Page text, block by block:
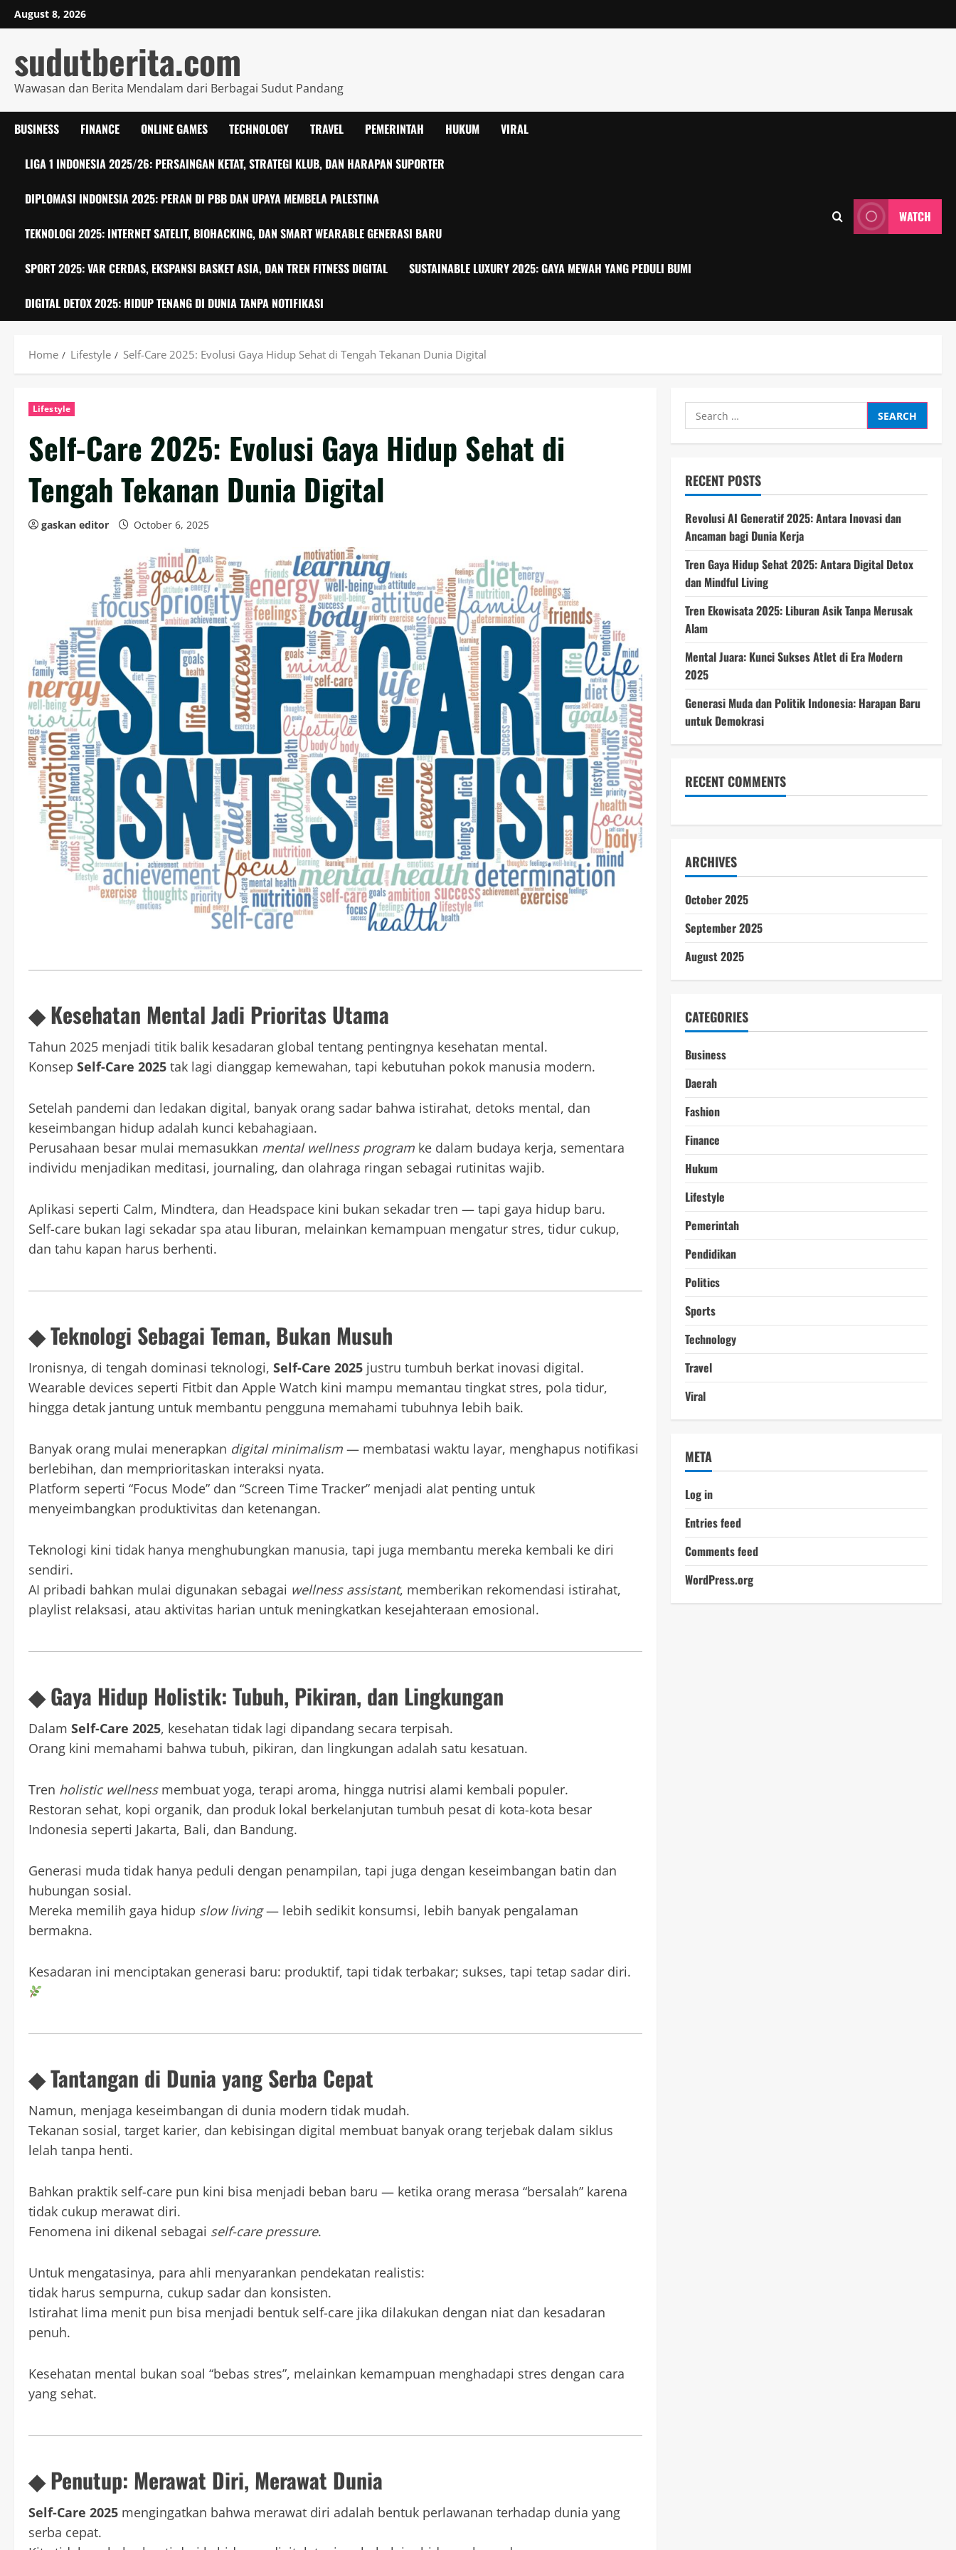
Skip
to
August 8, 2026
sudutberita.com
Wawasan dan Berita Mendalam dari Berbagai Sudut Pandang
BUSINESS FINANCE ONLINE GAMES TECHNOLOGY TRAVEL PEMERINTAH HUKUM VIRAL
LIGA 1 INDONESIA 2025/26: PERSAINGAN KETAT, STRATEGI KLUB, DAN HARAPAN SUPORTER
DIPLOMASI INDONESIA 2025: PERAN DI PBB DAN UPAYA MEMBELA PALESTINA
TEKNOLOGI 2025: INTERNET SATELIT, BIOHACKING, DAN SMART WEARABLE GENERASI BARU
SPORT 2025: VAR CERDAS, EKSPANSI BASKET ASIA, DAN TREN FITNESS DIGITAL SUSTAINABLE LUXURY 2025: GAYA MEWAH YANG PEDULI BUMI
DIGITAL DETOX 2025: HIDUP TENANG DI DUNIA TANPA NOTIFIKASI
WATCH
Home Lifestyle Self-Care 2025: Evolusi Gaya Hidup Sehat di Tengah Tekanan Dunia Digital
Lifestyle
Self-Care 2025: Evolusi Gaya Hidup Sehat di
Tengah Tekanan Dunia Digital
gaskan editor October 6, 2025
◆ Kesehatan Mental Jadi Prioritas Utama
Tahun 2025 menjadi titik balik kesadaran global tentang pentingnya kesehatan mental.
Konsep Self-Care 2025 tak lagi dianggap kemewahan, tapi kebutuhan pokok manusia modern.
Setelah pandemi dan ledakan digital, banyak orang sadar bahwa istirahat, detoks mental, dan
keseimbangan hidup adalah kunci kebahagiaan.
Perusahaan besar mulai memasukkan mental wellness program ke dalam budaya kerja, sementara
individu menjadikan meditasi, journaling, dan olahraga ringan sebagai rutinitas wajib.
Aplikasi seperti Calm, Mindtera, dan Headspace kini bukan sekadar tren — tapi gaya hidup baru.
Self-care bukan lagi sekadar spa atau liburan, melainkan kemampuan mengatur stres, tidur cukup,
dan tahu kapan harus berhenti.
◆ Teknologi Sebagai Teman, Bukan Musuh
Ironisnya, di tengah dominasi teknologi, Self-Care 2025 justru tumbuh berkat inovasi digital.
Wearable devices seperti Fitbit dan Apple Watch kini mampu memantau tingkat stres, pola tidur,
hingga detak jantung untuk membantu pengguna memahami tubuhnya lebih baik.
Banyak orang mulai menerapkan digital minimalism — membatasi waktu layar, menghapus notifikasi
berlebihan, dan memprioritaskan interaksi nyata.
Platform seperti “Focus Mode” dan “Screen Time Tracker” menjadi alat penting untuk
menyeimbangkan produktivitas dan ketenangan.
Teknologi kini tidak hanya menghubungkan manusia, tapi juga membantu mereka kembali ke diri
sendiri.
AI pribadi bahkan mulai digunakan sebagai wellness assistant, memberikan rekomendasi istirahat,
playlist relaksasi, atau aktivitas harian untuk meningkatkan kesejahteraan emosional.
◆ Gaya Hidup Holistik: Tubuh, Pikiran, dan Lingkungan
Dalam Self-Care 2025, kesehatan tidak lagi dipandang secara terpisah.
Orang kini memahami bahwa tubuh, pikiran, dan lingkungan adalah satu kesatuan.
Tren holistic wellnessmembuat yoga, terapi aroma, hingga nutrisi alami kembali populer.
Restoran sehat, kopi organik, dan produk lokal berkelanjutan tumbuh pesat di kota-kota besar
Indonesia seperti Jakarta, Bali, dan Bandung.
Generasi muda tidak hanya peduli dengan penampilan, tapi juga dengan keseimbangan batin dan
hubungan sosial.
Mereka memilih gaya hidup slow living— lebih sedikit konsumsi, lebih banyak pengalaman
bermakna.
Kesadaran ini menciptakan generasi baru: produktif, tapi tidak terbakar; sukses, tapi tetap sadar diri.
◆ Tantangan di Dunia yang Serba Cepat
Namun, menjaga keseimbangan di dunia modern tidak mudah.
Tekanan sosial, target karier, dan kebisingan digital membuat banyak orang terjebak dalam siklus
lelah tanpa henti.
Bahkan praktik self-care pun kini bisa menjadi beban baru — ketika orang merasa “bersalah” karena
tidak cukup merawat diri.
Fenomena ini dikenal sebagai self-care pressure.
Untuk mengatasinya, para ahli menyarankan pendekatan realistis:
tidak harus sempurna, cukup sadar dan konsisten.
Istirahat lima menit pun bisa menjadi bentuk self-care jika dilakukan dengan niat dan kesadaran
penuh.
Kesehatan mental bukan soal “bebas stres”, melainkan kemampuan menghadapi stres dengan cara
yang sehat.
◆ Penutup: Merawat Diri, Merawat Dunia
Self-Care 2025 mengingatkan bahwa merawat diri adalah bentuk perlawanan terhadap dunia yang
serba cepat.
Search
for:
RECENT POSTS
Revolusi AI Generatif 2025: Antara Inovasi dan
Ancaman bagi Dunia Kerja
Tren Gaya Hidup Sehat 2025: Antara Digital Detox
dan Mindful Living
Tren Ekowisata 2025: Liburan Asik Tanpa Merusak
Alam
Mental Juara: Kunci Sukses Atlet di Era Modern
2025
Generasi Muda dan Politik Indonesia: Harapan Baru
untuk Demokrasi
RECENT COMMENTS
ARCHIVES
October 2025
September 2025
August 2025
CATEGORIES
Business
Daerah
Fashion
Finance
Hukum
Lifestyle
Pemerintah
Pendidikan
Politics
Sports
Technology
Travel
Viral
META
Log in
Entries feed
Comments feed
WordPress.org